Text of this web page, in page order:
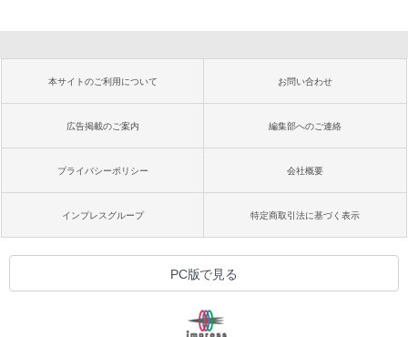
本サイトのご利用について お問い合わせ
広告掲載のご案内 編集部へのご連絡
プライバシーポリシー 会社概要
インプレスグループ 特定商取引法に基づく表示
PC版で見る